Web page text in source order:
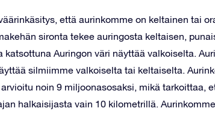
että aurinkomme on keltainen tai
sironta tekee auringosta keltaisen,
katsottuna Auringon väri näyttää valkoiselta.
silmiimme valkoiselta tai keltaiselta.
noin 9 miljoonasosaksi, mikä tarkoittaa,
halkaisijasta vain 10 kilometrillä.